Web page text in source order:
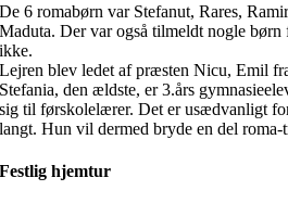
De 6 romabørn var Stefanut, Rares,
Maduta. Der var også tilmeldt nogle børn
ikke.
Lejren blev ledet af præsten Nicu, Emil
Stefania, den ældste, er 3.års
sig til førskolelærer. Det er usædvanligt
langt. Hun vil dermed bryde en del roma-
Festlig hjemtur